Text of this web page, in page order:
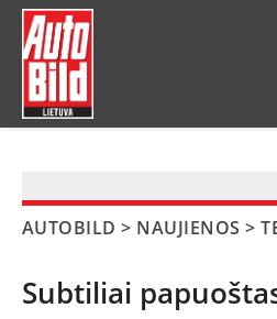
AUTOBILD > NAUJIENOS >
Subtiliai